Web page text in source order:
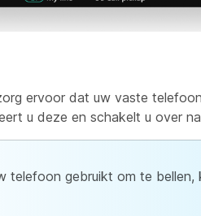
ervoor dat uw vaste
u deze en schakelt u over
telefoon gebruikt om te